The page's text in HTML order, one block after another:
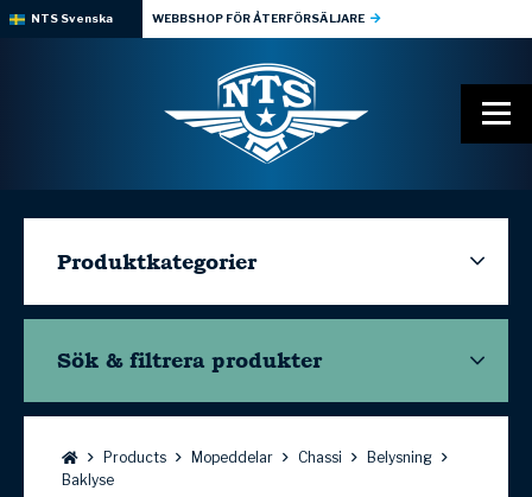
NTS Svenska WEBBSHOP FÖR ÅTERFÖRSÄLJARE
Produktkategorier
Sök & filtrera produkter
Bläddra:Products Mopeddelar Chassi
Belysning
Baklyse